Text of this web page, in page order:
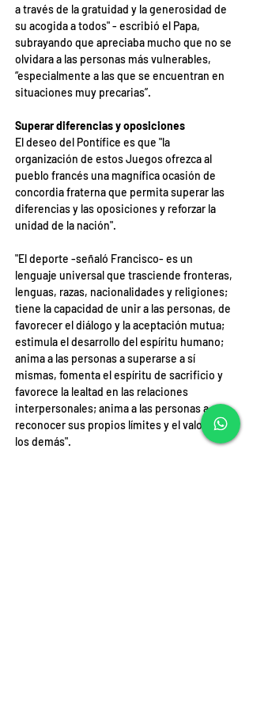
a través de la gratuidad y la generosidad de
su acogida a todos" - escribió el Papa,
subrayando que apreciaba mucho que no se
olvidara a las personas más vulnerables,
“especialmente a las que se encuentran en
situaciones muy precarias”.
Superar diferencias y oposiciones
El deseo del Pontífice es que "la
organización de estos Juegos ofrezca al
pueblo francés una magnífica ocasión de
concordia fraterna que permita superar las
diferencias y las oposiciones y reforzar la
unidad de la nación".
"El deporte -señaló Francisco- es un
lenguaje universal que trasciende fronteras,
lenguas, razas, nacionalidades y religiones;
tiene la capacidad de unir a las personas, de
favorecer el diálogo y la aceptación mutua;
estimula el desarrollo del espíritu humano;
anima a las personas a superarse a sí
mismas, fomenta el espíritu de sacrificio y
favorece la lealtad en las relaciones
interpersonales; anima a las personas a
reconocer sus propios límites y el valor de
los demás".